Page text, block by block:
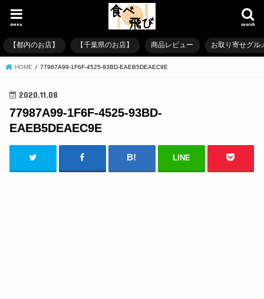
search
menu
【都内のお店】 【千葉県のお店】 商品レビュー お取り寄せグル
HOME 77987A99-1F6F-4525-93BD-EAEB5DEAEC9E
2020.11.08
77987A99-1F6F-4525-93BD-
EAEB5DEAEC9E
LINE